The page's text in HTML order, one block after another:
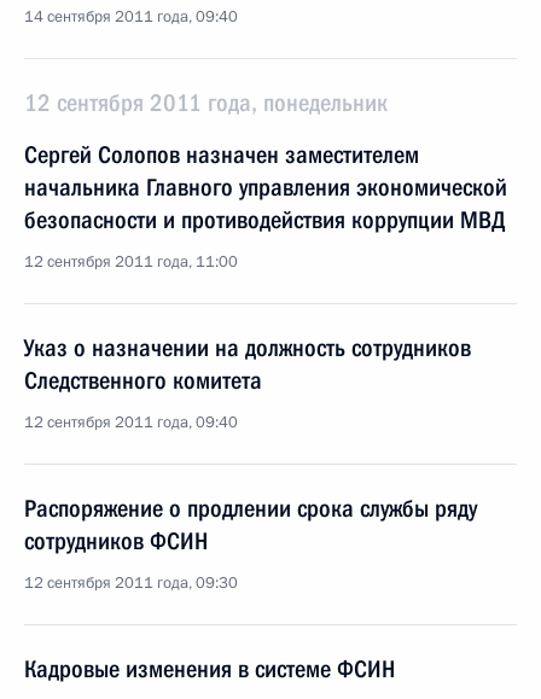
14 сентября 2011 года, 09:40
12 сентября 2011 года, понедельник
Сергей Солопов назначен заместителем
начальника Главного управления экономической
безопасности и противодействия коррупции МВД
12 сентября 2011 года, 11:00
Указ о назначении на должность сотрудников
Следственного комитета
12 сентября 2011 года, 09:40
Распоряжение о продлении срока службы ряду
сотрудников ФСИН
12 сентября 2011 года, 09:30
Кадровые изменения в системе ФСИН